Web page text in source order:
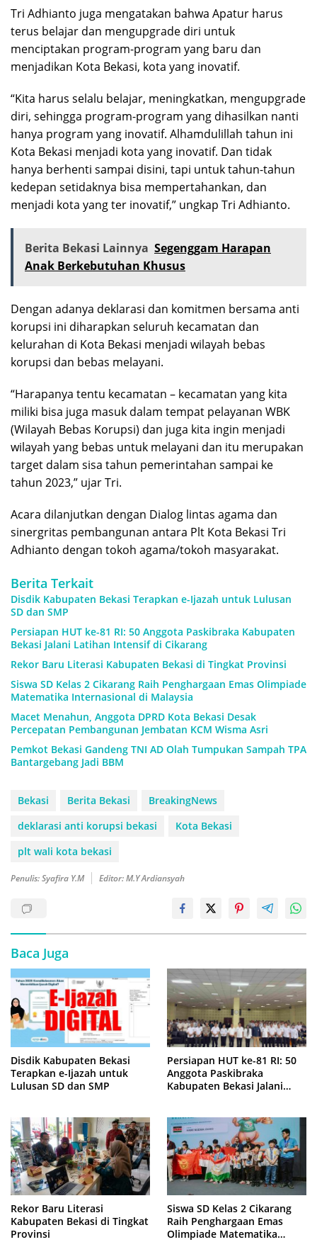
Tri Adhianto juga mengatakan bahwa Apatur harus
terus belajar dan mengupgrade diri untuk
menciptakan program-program yang baru dan
menjadikan Kota Bekasi, kota yang inovatif.
“Kita harus selalu belajar, meningkatkan, mengupgrade
diri, sehingga program-program yang dihasilkan nanti
hanya program yang inovatif. Alhamdulillah tahun ini
Kota Bekasi menjadi kota yang inovatif. Dan tidak
hanya berhenti sampai disini, tapi untuk tahun-tahun
kedepan setidaknya bisa mempertahankan, dan
menjadi kota yang ter inovatif,” ungkap Tri Adhianto.
Berita Bekasi Lainnya Segenggam Harapan
Anak Berkebutuhan Khusus
Dengan adanya deklarasi dan komitmen bersama anti
korupsi ini diharapkan seluruh kecamatan dan
kelurahan di Kota Bekasi menjadi wilayah bebas
korupsi dan bebas melayani.
“Harapanya tentu kecamatan – kecamatan yang kita
miliki bisa juga masuk dalam tempat pelayanan WBK
(Wilayah Bebas Korupsi) dan juga kita ingin menjadi
wilayah yang bebas untuk melayani dan itu merupakan
target dalam sisa tahun pemerintahan sampai ke
tahun 2023,” ujar Tri.
Acara dilanjutkan dengan Dialog lintas agama dan
sinergritas pembangunan antara Plt Kota Bekasi Tri
Adhianto dengan tokoh agama/tokoh masyarakat.
Berita Terkait
Disdik Kabupaten Bekasi Terapkan e-Ijazah untuk Lulusan
SD dan SMP
Persiapan HUT ke-81 RI: 50 Anggota Paskibraka Kabupaten
Bekasi Jalani Latihan Intensif di Cikarang
Rekor Baru Literasi Kabupaten Bekasi di Tingkat Provinsi
Siswa SD Kelas 2 Cikarang Raih Penghargaan Emas Olimpiade
Matematika Internasional di Malaysia
Macet Menahun, Anggota DPRD Kota Bekasi Desak
Percepatan Pembangunan Jembatan KCM Wisma Asri
Pemkot Bekasi Gandeng TNI AD Olah Tumpukan Sampah TPA
Bantargebang Jadi BBM
Bekasi Berita Bekasi
BreakingNews
deklarasi anti korupsi bekasi
Kota Bekasi
plt wali kota bekasi
Penulis: Syafira Y.M Editor: M.Y Ardiansyah
Baca Juga
Disdik Kabupaten Bekasi
Terapkan e-Ijazah untuk
Lulusan SD dan SMP
Persiapan HUT ke-81 RI: 50
Anggota Paskibraka
Kabupaten Bekasi Jalani
Rekor Baru Literasi
Kabupaten Bekasi di Tingkat
Provinsi
Siswa SD Kelas 2 Cikarang
Raih Penghargaan Emas
Olimpiade Matematika